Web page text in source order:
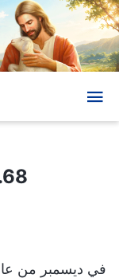
68. كيف عالجتُ كذبي